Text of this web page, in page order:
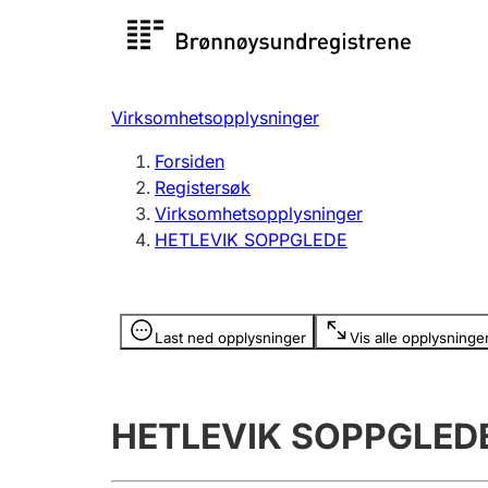
Registersøk
Registrere, endre, slette
Virksomhetsopplysninger
Forsiden
Registersøk
Virksomhetsopplysninger
HETLEVIK SOPPGLEDE
Last ned opplysninger Vis alle
Opplysninger er skjult
HETLEVIK